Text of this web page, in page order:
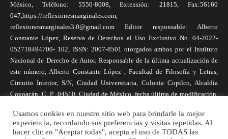
México, Teléfono: 5550-8008, Extensión: 21815, Fax:56160
047,https://reflexionesmarginales.com,
reflexionesmarginales3.0@gmail.com Editor responsable: Alberto
Constante López, Reserva de Derechos al Uso Exclusivo No. 04-2022-
052718494700- 102, ISSN: 2007-8501 otorgados ambos por el Instituto
Nacional de Derecho de Autor. Responsable de la última actualización de
este número, Alberto Constante López , Facultad de Filosofía y Letras,
Circuito Interior, S/N, Ciudad Universitaria, Colonia Copilco, Alcaldía
Coyoacán, C. P., 04510, Ciudad de México, fecha última de modificación,
necesariamente reflejan la postura de la revista, ni de Universidad Nacional
Autónoma de México. Los autores son responsables de los contenidos de
Usamos cookies en nuestro sitio web para brindarle la mejor
experiencia, recordando sus preferencias y visitas repetidas. Al
hacer clic en "Aceptar todas", acepta el uso de TODAS las